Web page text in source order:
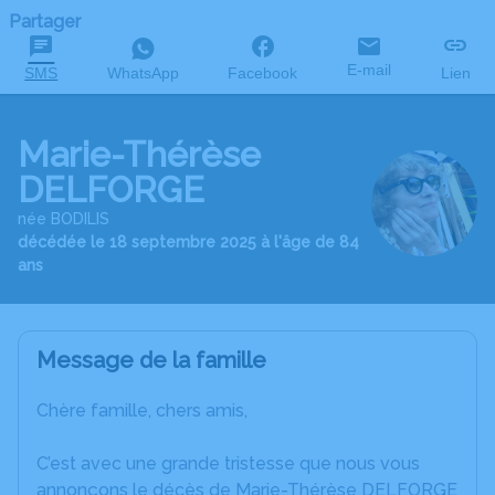
Partager
SMS WhatsApp Facebook E-mail Lien
Marie-Thérèse
DELFORGE
née BODILIS
décédée le 18 septembre 2025 à l'âge de 84
ans
Message de la famille
Chère famille, chers amis,
C’est avec une grande tristesse que nous vous
annonçons le décès de Marie-Thérèse DELFORGE